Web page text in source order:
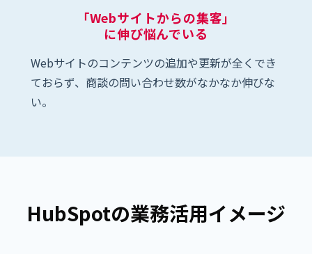
「Webサイトからの集客」
に伸び悩んでいる
Webサイトのコンテンツの追加や更新が全くでき
ておらず、商談の問い合わせ数がなかなか伸びな
い。
HubSpotの業務活用イメージ